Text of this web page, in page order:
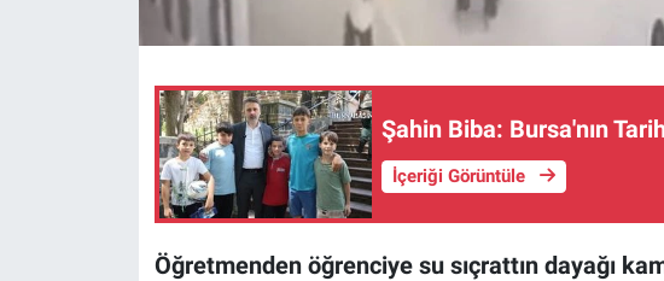
Şahin Biba: Bursa'nın
İçeriği Görüntüle
Öğretmenden öğrenciye su sıçrattın dayağı
Magazin